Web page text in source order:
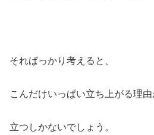
そればっかり考えると、
こんだけいっぱい立ち上がる理由
立つしかないでしょう。